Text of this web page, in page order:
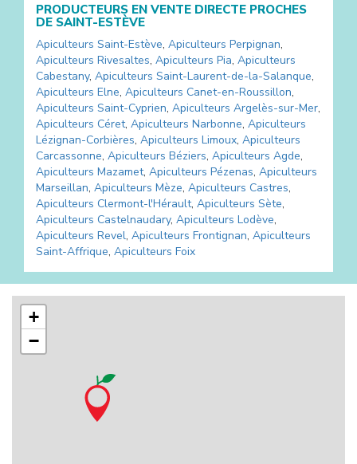
PRODUCTEURS EN VENTE DIRECTE PROCHES
DE SAINT-ESTÈVE
Apiculteurs Saint-Estève, Apiculteurs Perpignan,
Apiculteurs Rivesaltes, Apiculteurs Pia, Apiculteurs
Cabestany, Apiculteurs Saint-Laurent-de-la-Salanque,
Apiculteurs Elne, Apiculteurs Canet-en-Roussillon,
Apiculteurs Saint-Cyprien, Apiculteurs Argelès-sur-Mer,
Apiculteurs Céret, Apiculteurs Narbonne, Apiculteurs
Lézignan-Corbières, Apiculteurs Limoux, Apiculteurs
Carcassonne, Apiculteurs Béziers, Apiculteurs Agde,
Apiculteurs Mazamet, Apiculteurs Pézenas, Apiculteurs
Marseillan, Apiculteurs Mèze, Apiculteurs Castres,
Apiculteurs Clermont-l'Hérault, Apiculteurs Sète,
Apiculteurs Castelnaudary, Apiculteurs Lodève,
Apiculteurs Revel, Apiculteurs Frontignan, Apiculteurs
Saint-Affrique, Apiculteurs Foix
+
−